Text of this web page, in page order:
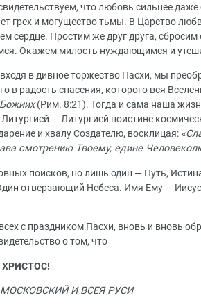
что любовь сильнее
грех и могущество тьмы. В Царство
сердце. Простим же друг друга,
Окажем милость нуждающимся и
в дивное торжество Пасхи, мы
в радость спасения, которого вся
(Рим. 8:21). Тогда и сама наша
— Литургией поистине
и хвалу Создателю, восклицая:
смотрению Твоему, едине
поисков, но лишь один — Путь,
отверзающий Небеса. Имя Ему —
с праздником Пасхи, вновь и вновь
о том, что
И ВСЕЯ РУСИ